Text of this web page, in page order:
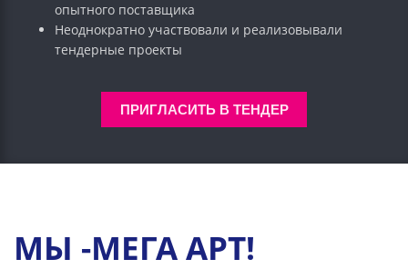
опытного поставщика
Неоднократно участвовали и реализовывали
тендерные проекты
ПРИГЛАСИТЬ В ТЕНДЕР
МЫ -МЕГА АРТ!